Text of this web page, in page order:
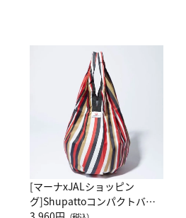
[マーナxJALショッピン
グ]Shupattoコンパクトバッ